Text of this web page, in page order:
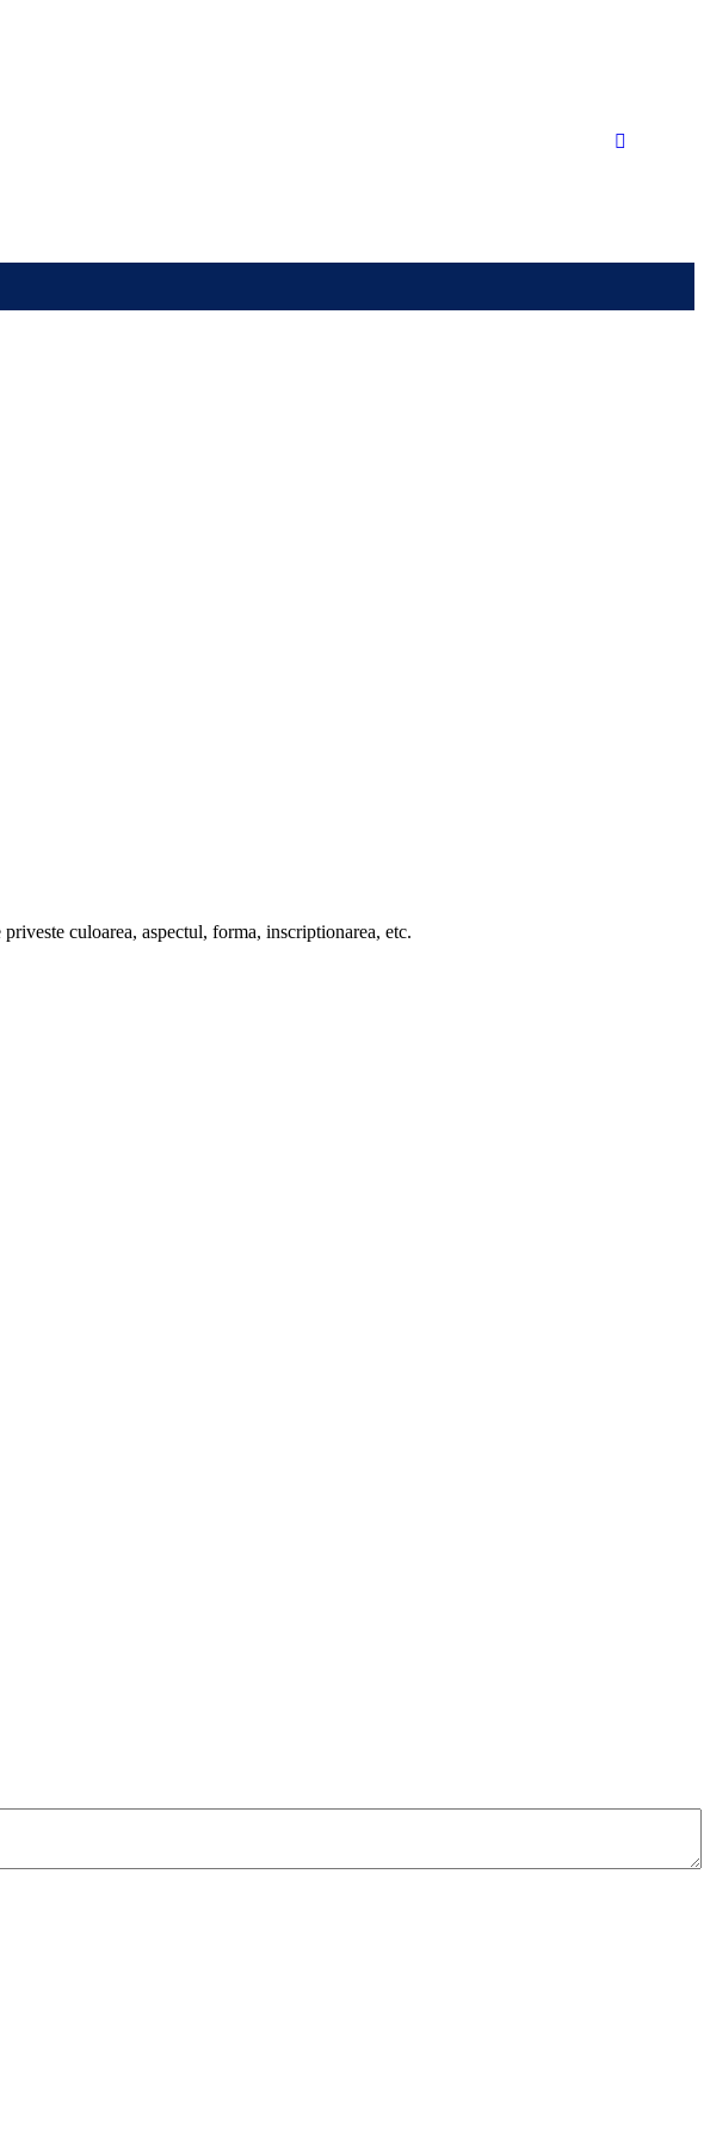
culoarea, aspectul, forma, inscriptionarea, etc.